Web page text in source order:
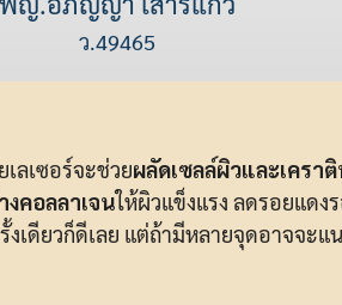
ว.49465
ลเซอร์จะช่วยผลัดเซลล์ผิวและเคร
คอลลาเจนให้ผิวแข็งแรง ลดรอยแด
เดียวก็ดีเลย แต่ถ้ามีหลายจุดอาจจะแ